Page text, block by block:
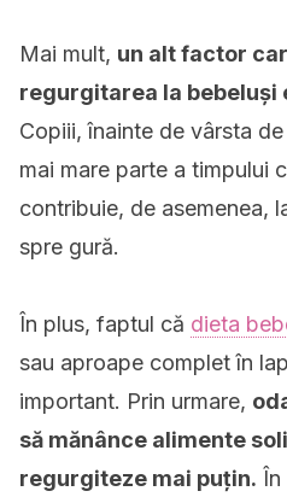
Mai mult, un alt factor
regurgitarea la bebeluși
Copiii, înainte de vârsta
mai mare parte a timpului
contribuie, de asemenea,
spre gură.
În plus, faptul că dieta
sau aproape complet în
important. Prin urmare,
să mănânce alimente
regurgiteze mai puțin.